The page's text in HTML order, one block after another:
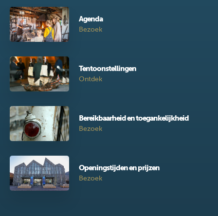
Agenda
Bezoek
Tentoonstellingen
Ontdek
Bereikbaarheid en toegankelijkheid
Bezoek
Openingstijden en prijzen
Bezoek